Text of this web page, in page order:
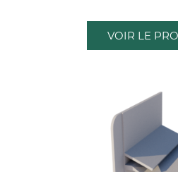
VOIR LE